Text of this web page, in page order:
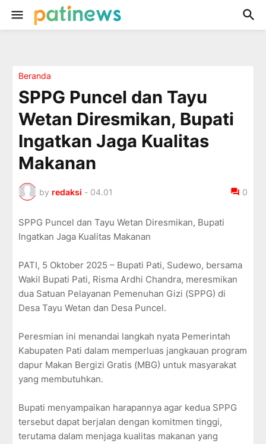
Beranda
SPPG Puncel dan Tayu
Wetan Diresmikan, Bupati
Ingatkan Jaga Kualitas
Makanan
by redaksi - 04.01 0
SPPG Puncel dan Tayu Wetan Diresmikan, Bupati
Ingatkan Jaga Kualitas Makanan
PATI, 5 Oktober 2025 – Bupati Pati, Sudewo, bersama
Wakil Bupati Pati, Risma Ardhi Chandra, meresmikan
dua Satuan Pelayanan Pemenuhan Gizi (SPPG) di
Desa Tayu Wetan dan Desa Puncel.
Peresmian ini menandai langkah nyata Pemerintah
Kabupaten Pati dalam memperluas jangkauan program
dapur Makan Bergizi Gratis (MBG) untuk masyarakat
yang membutuhkan.
Bupati menyampaikan harapannya agar kedua SPPG
tersebut dapat berjalan dengan komitmen tinggi,
terutama dalam menjaga kualitas makanan yang